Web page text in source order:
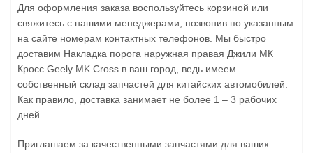
Для оформления заказа воспользуйтесь корзиной или
свяжитесь с нашими менеджерами, позвонив по указанным
на сайте номерам контактных телефонов. Мы быстро
доставим Накладка порога наружная правая Джили МК
Кросс Geely MK Cross в ваш город, ведь имеем
собственный склад запчастей для китайских автомобилей.
Как правило, доставка занимает не более 1 – 3 рабочих
дней.
Приглашаем за качественными запчастями для ваших